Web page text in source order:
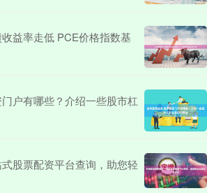
益率走低 PCE价格指数基
户有哪些？介绍一些股市杠
股票配资平台查询，助您轻